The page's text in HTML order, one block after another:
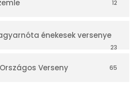
12
énekesek versenye
23
Verseny 65